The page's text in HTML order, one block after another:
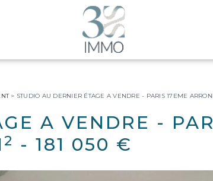
> STUDIO AU DERNIER ÉTAGE A VENDRE - PARIS 17EME
A VENDRE -
2 - 181 050 €